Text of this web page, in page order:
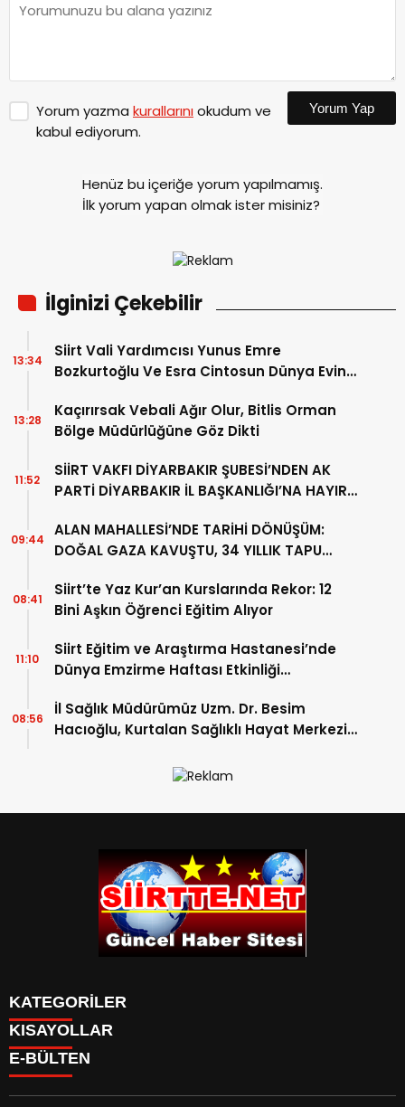
Yorum yazma kurallarınıokudum ve
kabul ediyorum.
Yorum Yap
Henüz bu içeriğe yorum yapılmamış.
İlk yorum yapan olmak ister misiniz?
İlginizi Çekebilir
Siirt Vali Yardımcısı Yunus Emre
Bozkurtoğlu Ve Esra Cintosun Dünya Evine
13:34
Kaçırırsak Vebali Ağır Olur, Bitlis Orman
Bölge Müdürlüğüne Göz Dikti
13:28
SİİRT VAKFI DİYARBAKIR ŞUBESİ’NDEN AK
PARTİ DİYARBAKIR İL BAŞKANLIĞI’NA HAYIRLI
11:52
ALAN MAHALLESİ’NDE TARİHİ DÖNÜŞÜM:
DOĞAL GAZA KAVUŞTU, 34 YILLIK TAPU
09:44
Siirt’te Yaz Kur’an Kurslarında Rekor: 12
Bini Aşkın Öğrenci Eğitim Alıyor
08:41
Siirt Eğitim ve Araştırma Hastanesi’nde
Dünya Emzirme Haftası Etkinliği
11:10
İl Sağlık Müdürümüz Uzm. Dr. Besim
Hacıoğlu, Kurtalan Sağlıklı Hayat Merkezini
08:56
KATEGORİLER
SPOR
Eruh Haberleri
KISAYOLLAR
MANSET
SAĞLIK
E-BÜLTEN